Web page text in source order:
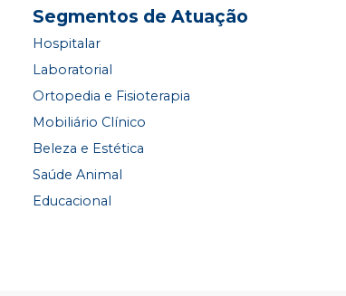
Segmentos de Atuação
Hospitalar
Laboratorial
Ortopedia e Fisioterapia
Mobiliário Clínico
Beleza e Estética
Saúde Animal
Educacional